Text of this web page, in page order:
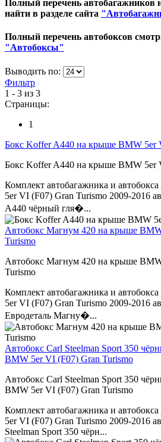
Полный перечень
найти в разделе сайта
Полный перечень автобоксов
"Автобоксы"
Выводить по:
Фильтр
1 - 3 из 3
Страницы:
1
Бокс Koffer A440 на крыше BMW 5er
Бокс Koffer A440 на крыше BMW 5er
Комплект автобагажника и
5er VI (F07) Gran Turismo 2009-2016
A440 чёрный гля�...
Автобокс Магнум 420 на крыше
Turismo
Автобокс Магнум 420 на крыше
Turismo
Комплект автобагажника и
5er VI (F07) Gran Turismo 2009-2016
Евродеталь Магну�...
Автобокс Carl Steelman Sport 350
BMW 5er VI (F07) Gran Turismo
Автобокс Carl Steelman Sport 350
BMW 5er VI (F07) Gran Turismo
Комплект автобагажника и
5er VI (F07) Gran Turismo 2009-2016
Steelman Sport 350 чёрн...